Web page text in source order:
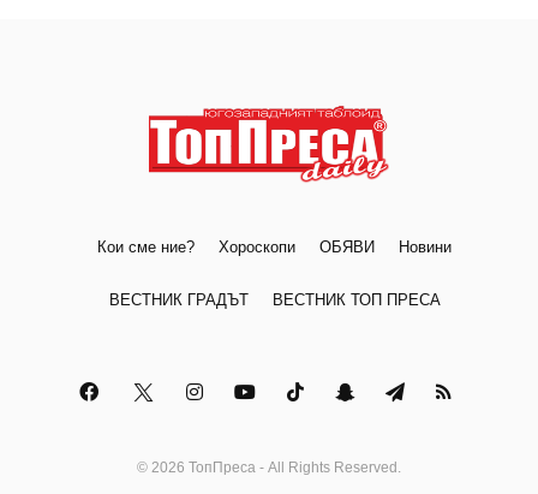
Кои сме ние? Хороскопи ОБЯВИ Новини
ВЕСТНИК ГРАДЪТ ВЕСТНИК ТОП ПРЕСА
© 2026 ТопПреса - All Rights Reserved.